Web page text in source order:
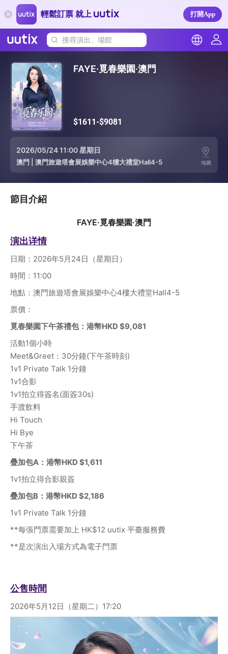
輕鬆訂票 就上 打開App
搜尋演出、場館
FAYE·覓春樂園·澳門
$1611-$9081
2026/05/24 11:00 星期日
澳門 澳門旅遊塔會展娛樂中心4樓大禮堂Hall4-5 地圖
節目介紹
FAYE·覓春樂園·澳門
演出详情
日期：2026年5月24日（星期日）
時間：11:00
地點：澳門旅遊塔會展娛樂中心4樓大禮堂Hall4-5
票價：
覓春樂園下午茶禮包：港幣HKD $9,081
活動1個小時
Meet&Greet：30分鐘(下午茶時刻)
1v1 Private Talk 1分鐘
1v1合影
1v1拍立得簽名(面簽30s)
手渡飲料
Hi Touch
Hi Bye
下午茶
疊加包A：港幣HKD $1,611
1v1拍立得合影親簽
疊加包B：港幣HKD $2,186
1v1 Private Talk 1分鐘
**每張門票需要加上 HK$12 uutix 平臺服務費
**是次演出入場方式為電子門票
公售時間
2026年5月12日（星期二）17:20